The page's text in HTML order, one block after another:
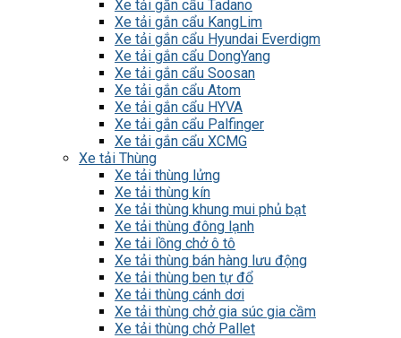
Xe tải gắn cẩu Tadano
Xe tải gắn cẩu KangLim
Xe tải gắn cẩu Hyundai Everdigm
Xe tải gắn cẩu DongYang
Xe tải gắn cẩu Soosan
Xe tải gắn cẩu Atom
Xe tải gắn cẩu HYVA
Xe tải gắn cẩu Palfinger
Xe tải gắn cẩu XCMG
Xe tải Thùng
Xe tải thùng lửng
Xe tải thùng kín
Xe tải thùng khung mui phủ bạt
Xe tải thùng đông lạnh
Xe tải lồng chở ô tô
Xe tải thùng bán hàng lưu động
Xe tải thùng ben tự đổ
Xe tải thùng cánh dơi
Xe tải thùng chở gia súc gia cầm
Xe tải thùng chở Pallet